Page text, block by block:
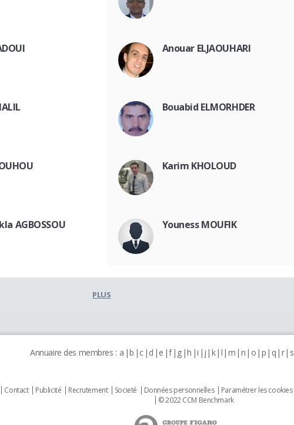
Anouar ELJAOUHARI
Bouabid ELMORHDER
Karim KHOLOUD
AGBOSSOU Youness MOUFIK
PLUS
Annuaire des membres : a b c d e f g h i j k l m n o p q r s
Contact Publicité Recrutement Societé Données personnelles Paramétrer les cookies
© 2022 CCM Benchmark